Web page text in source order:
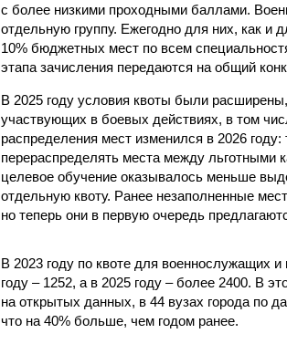
с более низкими проходными баллами.
отдельную группу. Ежегодно для них, как и
10% бюджетных мест по всем
этапа зачисления передаются на общий
В 2025 году условия квоты были
участвующих в боевых действиях, в том
распределения мест изменился в 2026
перераспределять места между льготными
целевое обучение оказывалось меньше
отдельную квоту. Ранее незаполненные
но теперь они в первую очередь
В 2023 году по квоте для военнослужащих
году – 1252, а в 2025 году – более 2400. В
на открытых данных, в 44 вузах города по
что на 40% больше, чем годом ранее.